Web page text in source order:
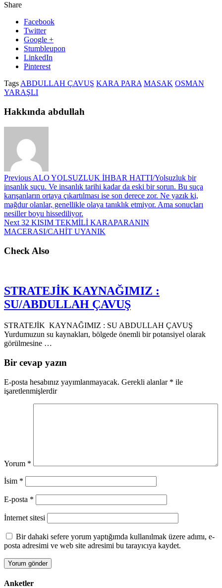
Share
Facebook
Twitter
Google +
Stumbleupon
LinkedIn
Pinterest
Tags ABDULLAH ÇAVUŞ KARA PARA MASAK OSMAN
YARAŞLI
Hakkında abdullah
Previous ALO YOLSUZLUK İHBAR HATTI/Yolsuzluk bir
insanlık suçu. Ve insanlık tarihi kadar da eski bir sorun. Bu suça
karışanların ortaya çıkartılması ise son derece zor. Ne yazık ki,
mağdur olanlar, genellikle olaya tanıklık etmiyor. Ama sonuçları
nesiller boyu hissediliyor.
Next 32 KISIM TEKMİLİ KARAPARANIN
MACERASI/CAHİT UYANIK
Check Also
STRATEJİK KAYNAĞIMIZ :
SU/ABDULLAH ÇAVUŞ
STRATEJİK KAYNAĞIMIZ : SU ABDULLAH ÇAVUŞ
Yurdumuzun su kaynakları, bölgede önemli bir potansiyel olarak
görülmesine …
Bir cevap yazın
E-posta hesabınız yayımlanmayacak. Gerekli alanlar * ile
işaretlenmişlerdir
Yorum *
İsim *
E-posta *
İnternet sitesi
Bir dahaki sefere yorum yaptığımda kullanılmak üzere adımı, e-
posta adresimi ve web site adresimi bu tarayıcıya kaydet.
Anketler